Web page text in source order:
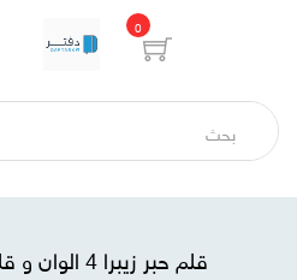
0
قلم حبر زيبرا 4 الوان و قلم رصاص وممحاة